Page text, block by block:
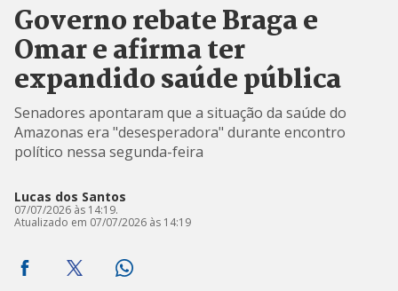
Governo rebate Braga e
Omar e afirma ter
expandido saúde pública
Senadores apontaram que a situação da saúde do
Amazonas era "desesperadora" durante encontro
político nessa segunda-feira
Lucas dos Santos
07/07/2026 às 14:19.
Atualizado em 07/07/2026 às 14:19